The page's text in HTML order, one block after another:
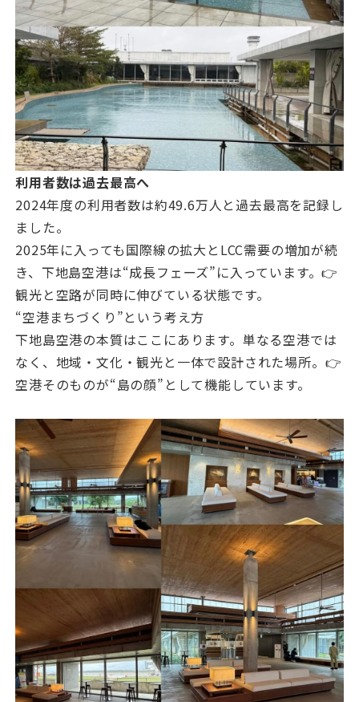
利用者数は過去最高へ
2024年度の利用者数は約49.6万人と過去最高を記録し
ました。
2025年に入っても国際線の拡大とLCC需要の増加が続
き、下地島空港は“成長フェーズ”に入っています。👉
観光と空路が同時に伸びている状態です。
“空港まちづくり”という考え方
下地島空港の本質はここにあります。単なる空港では
なく、地域・文化・観光と一体で設計された場所。👉
空港そのものが“島の顔”として機能しています。